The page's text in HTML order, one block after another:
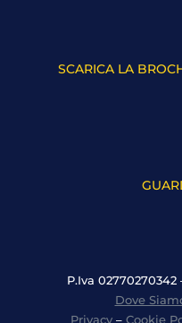
SCARICA LA
P.Iva 02770270342
Dove
Privacy – Cookie